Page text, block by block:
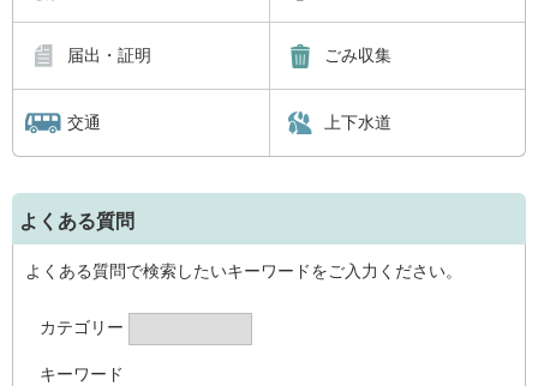
届出・証明 ごみ収集
交通 上下水道
よくある質問
よくある質問で検索したいキーワードをご入力ください。
カテゴリー
キーワード